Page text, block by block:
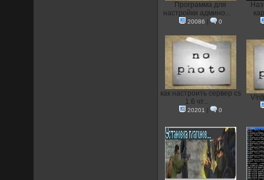
Программа для
настройки админо...
20086 | 0
как настроить сервер cs
1.6 чт...
20201 | 0